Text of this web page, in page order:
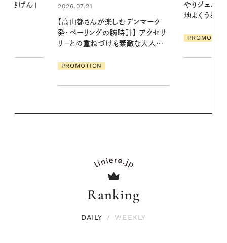
やりジェルと出合う。暑い季節に心
ア
PROMOTION
る【大人気の
1本で汗ばむ
Ranking
DAILY / WEEKLY